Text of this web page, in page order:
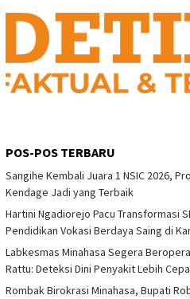
POS-POS TERBARU
Sangihe Kembali Juara 1 NSIC 2026,
Kendage Jadi yang Terbaik
Hartini Ngadiorejo Pacu Transformasi
Pendidikan Vokasi Berdaya Saing di
Labkesmas Minahasa Segera
Rattu: Deteksi Dini Penyakit Lebih
Rombak Birokrasi Minahasa, Bupati